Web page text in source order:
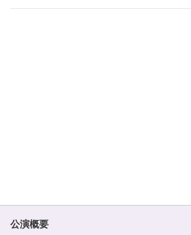
公演概要